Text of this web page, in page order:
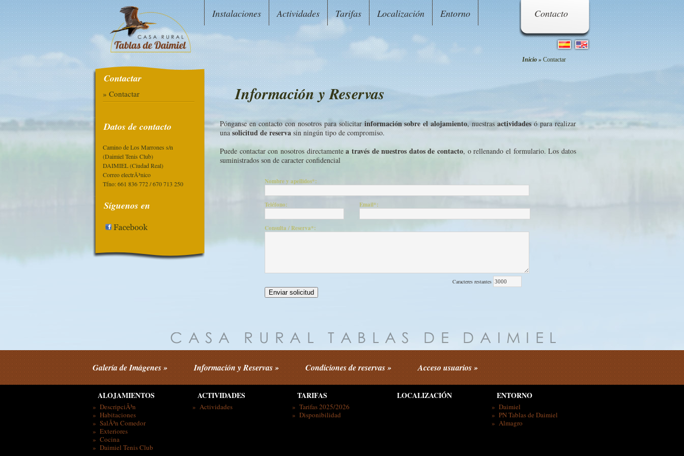
Contacto
Instalaciones Actividades Tarifas Localización Entorno
Contactar
» Contactar
Datos de contacto
Camino de Los Marrones s/n
(Daimiel Tenis Club)
DAIMIEL (Ciudad Real)
Correo electrÃ³nico
Tfno: 661 836 772 / 670 713 250
Síguenos en
Inicio Contactar
Información y Reservas
Pónganse en contacto con nosotros para solicitarinformación sobre el alojamiento, nuestrasactividadesó para realizar
unasolicitud de reserva sin ningún tipo de compromiso.
Puede contactar con nosotros directamentea través de nuestros datos de contacto, o rellenando el formulario. Los datos
suministrados son de caracter confidencial
Nombre y apellidos*:
Teléfono: Email*:
Consulta / Reserva*:
Caracteres restantes
Galería de Imágenes » Información y Reservas » Condiciones de reservas » Acceso usuarios »
ALOJAMIENTOS
» DescripciÃ³n
» Habitaciones
» SalÃ³n Comedor
» Exteriores
» Cocina
» Daimiel Tenis Club
ACTIVIDADES
» Actividades
TARIFAS
» Tarifas 2025/2026
» Disponibilidad
LOCALIZACIÓN ENTORNO
» Daimiel
» PN Tablas de Daimiel
» Almagro